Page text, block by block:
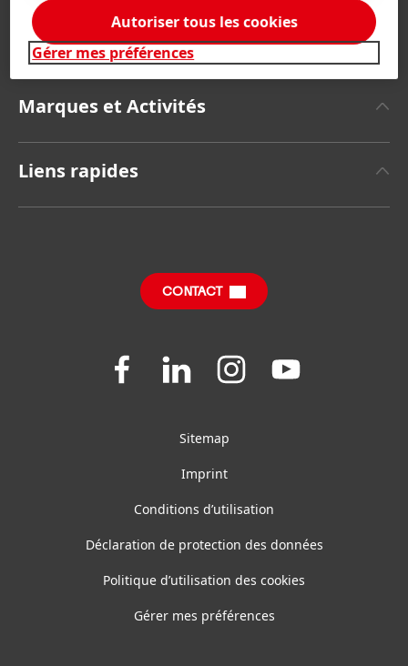
Entreprise
Rapports annuels
Sustainable Impact Report(Anglais)
Marques et Activités
Liens rapides
CONTACT
Join
Join
on
Join
on
Join
us
Sitemap
Imprint
Conditions d’utilisation
Déclaration de protection des données
Politique d’utilisation des cookies
Gérer mes préférences
Gérer mes préférences
Autoriser tous les cookies